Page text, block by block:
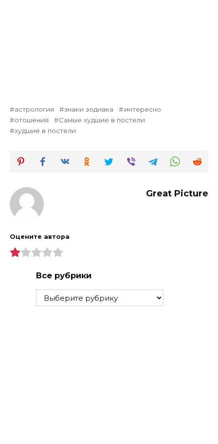
астрология знаки зодиака
интересно
отошения
Самые худшие в постели
худшие в постели
Great Picture
Оцените автора
Все рубрики
Все
рубрики